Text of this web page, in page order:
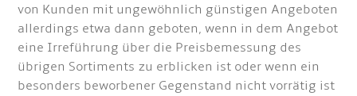
von Kunden mit ungewöhnlich günstigen Angeboten
allerdings etwa dann geboten, wenn in dem Angebot
eine Irreführung über die Preisbemessung des
übrigen Sortiments zu erblicken ist oder wenn ein
besonders beworbener Gegenstand nicht vorrätig ist